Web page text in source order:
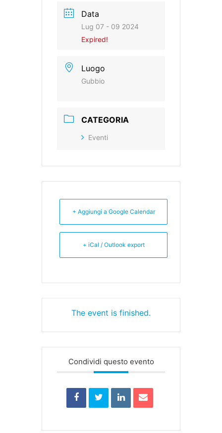
Data
Lug 07 - 09 2024
Expired!
Luogo
Gubbio
CATEGORIA
Eventi
+ Aggiungi a Google Calendar
+ iCal / Outlook export
The event is finished.
Condividi questo evento